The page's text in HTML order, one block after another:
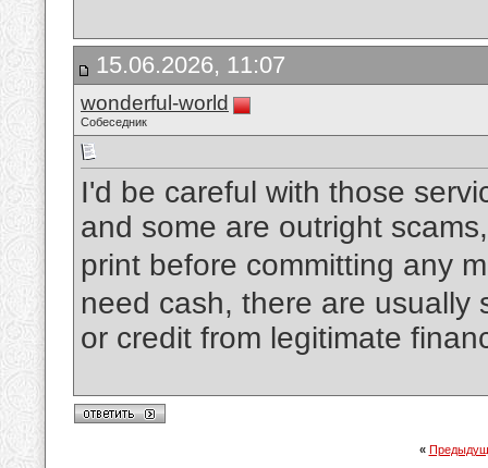
15.06.2026, 11:07
wonderful-world
Собеседник
I'd be careful with those
and some are outright
print before committing any
need cash, there are usually
or credit from legitimate
«